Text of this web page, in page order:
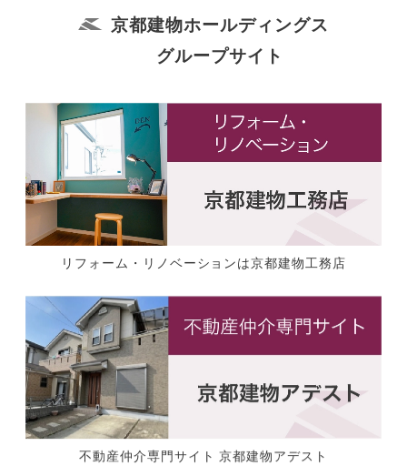
京都建物ホールディングス
グループサイト
リフォーム・リノベーションは京都建物工務店
不動産仲介専門サイト 京都建物アデスト